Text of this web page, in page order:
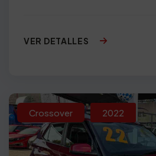
VER DETALLES
Crossover 2022